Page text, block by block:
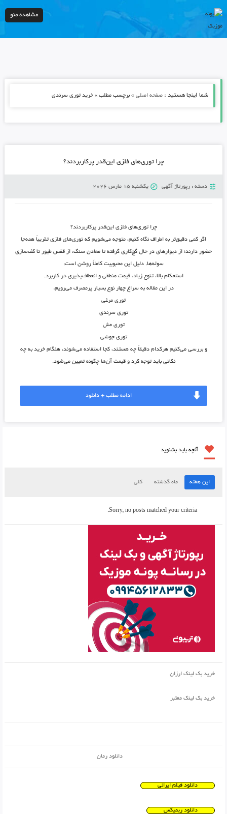
مشاهده منو
شما اینجا هستید : صفحه اصلی» برچسب مطلب » خرید توری سرندی
چرا توری‌های فلزی این‌قدر پرکاربردند؟
دسته : رپورتاژ آگهی یکشنبه 15 مارس 2026
چرا توری‌های فلزی این‌قدر پرکاربردند؟
اگر کمی دقیق‌تر به اطراف نگاه کنیم، متوجه می‌شویم که توری‌های فلزی تقریباً همه‌جا
حضور دارند؛ از دیوارهای در حال گچ‌کاری گرفته تا معادن سنگ، از قفس طیور تا کف‌سازی
سوله‌ها. دلیل این محبوبیت کاملاً روشن است:
استحکام بالا، تنوع زیاد، قیمت منطقی و انعطاف‌پذیری در کاربرد.
در این مقاله به سراغ چهار نوع بسیار پرمصرف می‌رویم:
توری مرغی
توری سرندی
توری مش
توری جوشی
و بررسی می‌کنیم هرکدام دقیقاً چه هستند، کجا استفاده می‌شوند، هنگام خرید به چه
نکاتی باید توجه کرد و قیمت آن‌ها چگونه تعیین می‌شود.
ادامه مطلب + دانلود
آنچه باید بشنوید
این هفته ماه گذشته کلی
Sorry, no posts matched your criteria.
خرید بک لینک ارزان
خرید بک لینک معتبر
دانلود رمان
دانلود فیلم ایرانی
دانلود ریمیکس